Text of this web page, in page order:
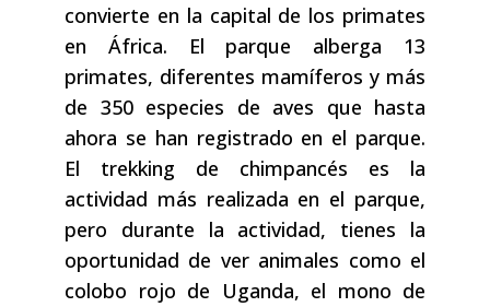
convierte en la capital de los primates
en África. El parque alberga 13
primates, diferentes mamíferos y más
de 350 especies de aves que hasta
ahora se han registrado en el parque.
El trekking de chimpancés es la
actividad más realizada en el parque,
pero durante la actividad, tienes la
oportunidad de ver animales como el
colobo rojo de Uganda, el mono de